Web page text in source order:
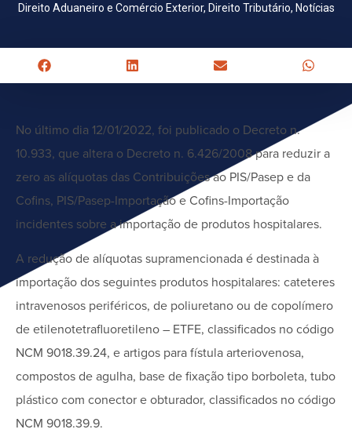
Direito Aduaneiro e Comércio Exterior, Direito Tributário, Notícias
No último dia 12/01/2022, foi publicado o Decreto n.
10.933, que altera o Decreto n. 6.426/2008 para reduzir a
zero as alíquotas das Contribuições ao PIS/Pasep e da
Cofins, PIS/Pasep-Importação e Cofins-Importação
incidentes sobre a importação de produtos hospitalares.
A redução de alíquotas supramencionada é destinada à
importação dos seguintes produtos hospitalares: cateteres
intravenosos periféricos, de poliuretano ou de copolímero
de etilenotetrafluoretileno – ETFE, classificados no código
NCM 9018.39.24, e artigos para fístula arteriovenosa,
compostos de agulha, base de fixação tipo borboleta, tubo
plástico com conector e obturador, classificados no código
NCM 9018.39.9.